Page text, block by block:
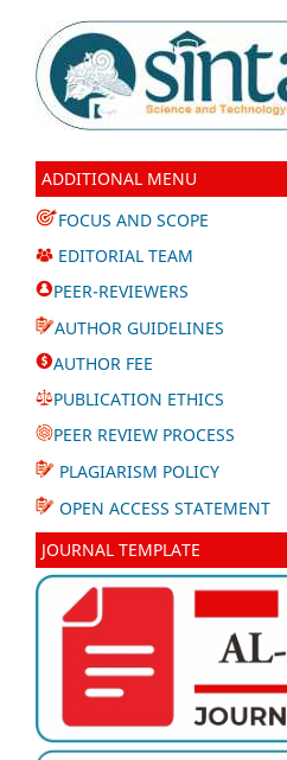
ADDITIONAL MENU
FOCUS AND SCOPE
EDITORIAL TEAM
PEER-REVIEWERS
AUTHOR GUIDELINES
AUTHOR FEE
PUBLICATION ETHICS
PEER REVIEW PROCESS
PLAGIARISM POLICY
OPEN ACCESS STATEMENT
JOURNAL TEMPLATE